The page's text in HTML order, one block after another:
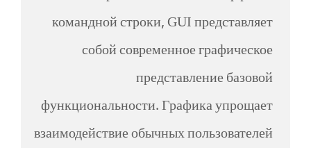
командной строки, GUI представляет
собой современное графическое
представление базовой
функциональности. Графика упрощает
взаимодействие обычных пользователей